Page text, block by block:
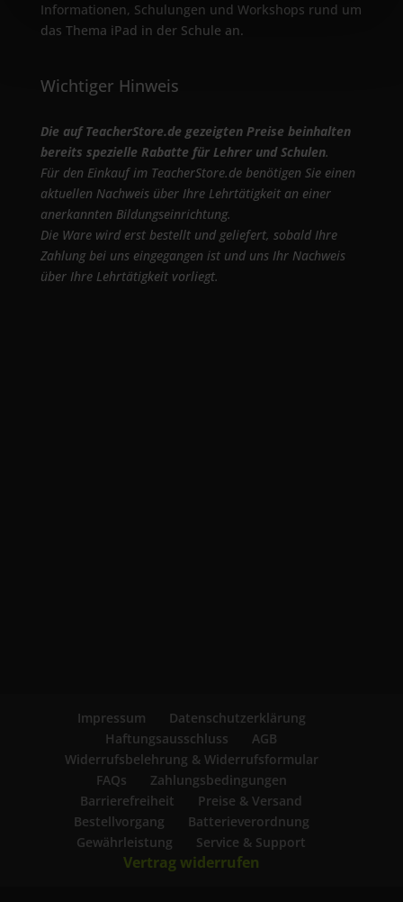
Informationen, Schulungen und Workshops rund um
das Thema iPad in der Schule an.
Wichtiger Hinweis
Die auf TeacherStore.de gezeigten Preise beinhalten
bereits spezielle Rabatte für Lehrer und Schulen.
Für den Einkauf im TeacherStore.de benötigen Sie einen
aktuellen Nachweis über Ihre Lehrtätigkeit an einer
anerkannten Bildungseinrichtung.
Die Ware wird erst bestellt und geliefert, sobald Ihre
Zahlung bei uns eingegangen ist und uns Ihr Nachweis
über Ihre Lehrtätigkeit vorliegt.
Impressum
Datenschutzerklärung
Haftungsausschluss
AGB
Widerrufsbelehrung & Widerrufsformular
FAQs
Zahlungsbedingungen
Barrierefreiheit
Preise & Versand
Bestellvorgang
Batterieverordnung
Gewährleistung
Service & Support
Vertrag widerrufen